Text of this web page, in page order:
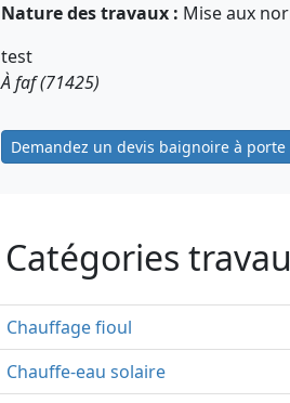
Nature des travaux : Mise aux
test
À faf (71425)
Demandez un devis baignoire à porte
Catégories
Chauffage fioul
Chauffe-eau solaire